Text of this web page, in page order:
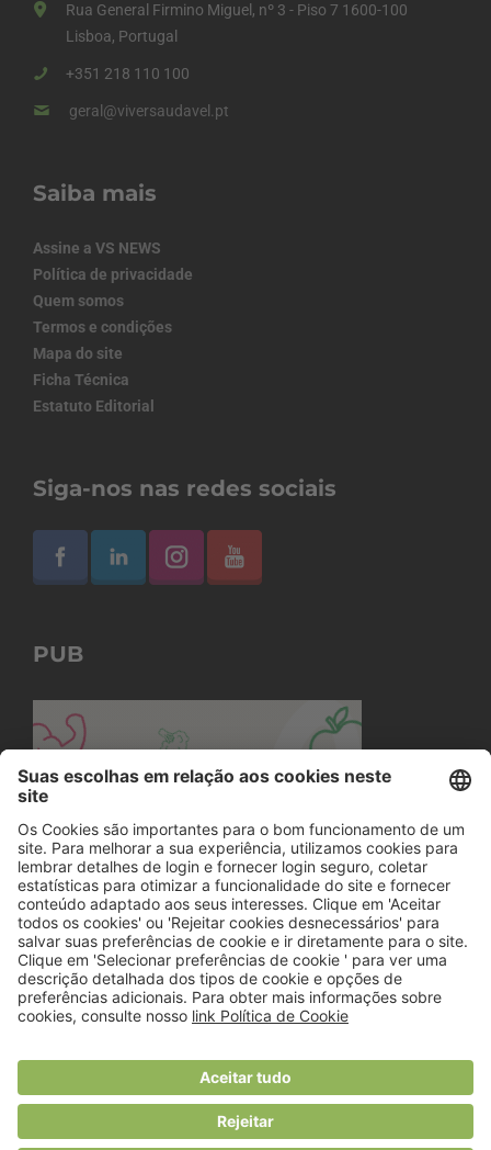
Rua General Firmino Miguel, nº 3 - Piso 7 1600-100
Lisboa, Portugal
+351 218 110 100
geral@viversaudavel.pt
Saiba mais
Assine a VS NEWS
Política de privacidade
Quem somos
Termos e condições
Mapa do site
Ficha Técnica
Estatuto Editorial
Siga-nos nas redes sociais
PUB
© 2018 Viver Saudável
O portal dos profissionais de nutrição